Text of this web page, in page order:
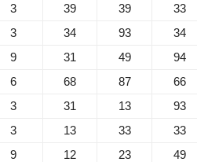
3 39 39
33
3 34 93 34
9 31 49
94
6 68 87 66
3 31 13
93
3 13 33 33
9 12 23
49